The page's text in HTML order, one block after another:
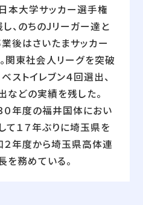
本大学サッカー選手権
、のちのJリーガー達と
後はさいたまサッカー
関東社会人リーグを突破
ストイレブン４回選出、
どの実績を残した。
年度の福井国体におい
１７年ぶりに埼玉県を
２年度から埼玉県高体連
務めている。